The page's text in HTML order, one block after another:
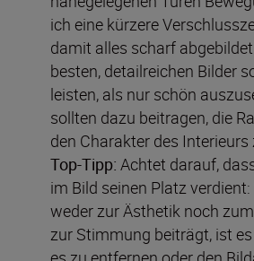
ich eine kürzere
damit alles scharf
besten, detailreichen Bilder
leisten, als nur schön
sollten dazu beitragen, die
den Charakter des
Top-Tipp: Achtet darauf,
im Bild seinen Platz
weder zur Ästhetik noch
zur Stimmung beiträgt, ist